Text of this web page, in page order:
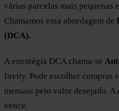
várias parcelas mais pequenas
Chamamos essa abordagem de
(DCA).
A estratégia DCA chama-se
Invity. Pode escolher compras
mensais pelo valor desejado.
vence.